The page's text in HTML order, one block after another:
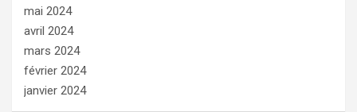
mai 2024
avril 2024
mars 2024
février 2024
janvier 2024